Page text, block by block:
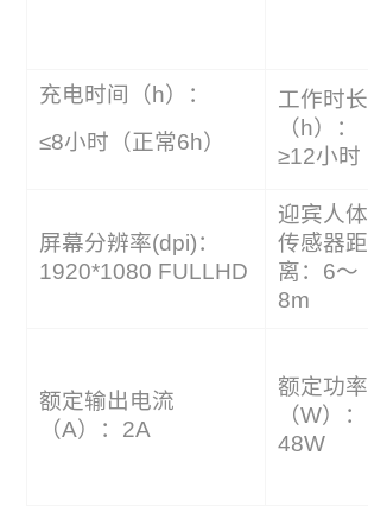
充电时间（h）：
≤8小时（正常6h）
工作时长
（h）：
≥12小时
屏幕分辨率(dpi)：
1920*1080 FULLHD
迎宾人体
传感器距
离：6～
8m
额定输出电流
（A）：2A
额定功率
（W）：
48W